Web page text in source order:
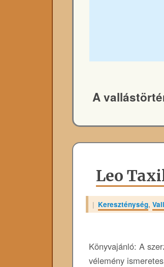
A
Leo
| Kereszténység,
Könyvajánló: A
vélemény